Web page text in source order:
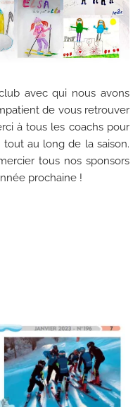
avec qui nous avons
de vous retrouver
à tous les coachs pour
au long de la saison.
tous nos sponsors
prochaine !